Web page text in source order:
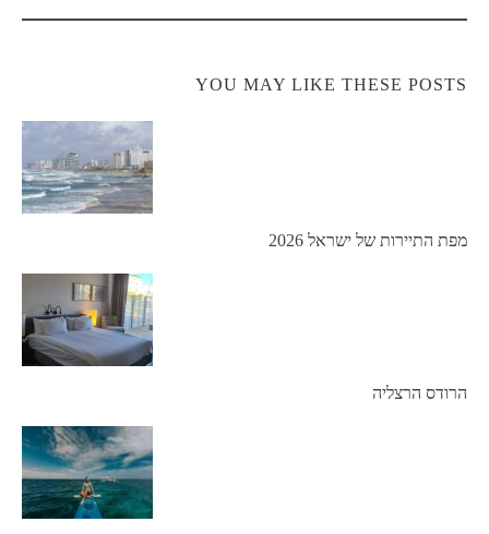
YOU MAY LIKE THESE POSTS
מפת התיירות של ישראל 2026
הרודס הרצליה